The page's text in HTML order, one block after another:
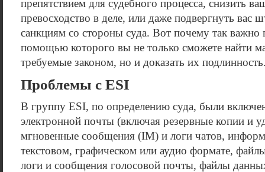
препятствием для судебного процесса, снизить
превосходство в деле, или даже подвергнуть вас
санкциям со стороны суда. Вот почему так важно
помощью которого вы не только сможете найти
требуемые законом, но и доказать их
Проблемы с ESI
В группу ESI, по определению суда, были
электронной почты (включая резервные копии и
мгновенные сообщения (IM) и логи чатов,
текстовом, графическом или аудио формате,
логи и сообщения голосовой почты, файлы